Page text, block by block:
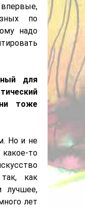
по
надо
для
тоже
Но и не
то
как
лучшее,
лет